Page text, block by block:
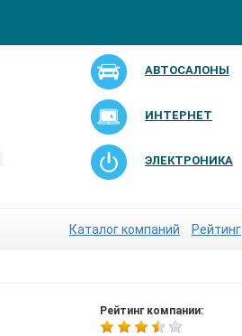
АВТОСАЛОНЫ
ИНТЕРНЕТ
ЭЛЕКТРОНИКА
Каталог компаний Рейтинг
Рейтинг компании: